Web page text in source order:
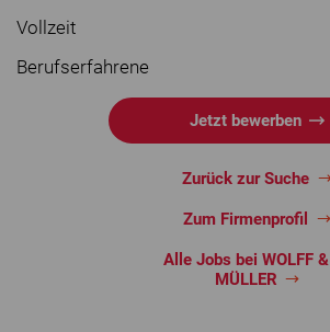
Vollzeit
Berufserfahrene
Jetzt bewerben
Zurück zur Suche
Zum Firmenprofil
Alle Jobs bei WOLFF &
MÜLLER